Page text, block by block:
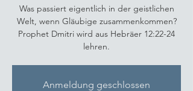
Was passiert eigentlich in der geistlichen
Welt, wenn Gläubige zusammenkommen?
Prophet Dmitri wird aus Hebräer 12:22-24
lehren.
Anmeldung geschlossen